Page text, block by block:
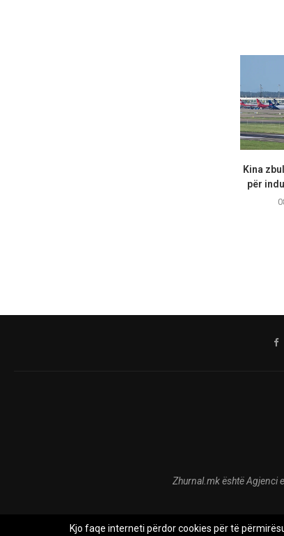
Kina
për
Zhurnal.mk është Agjenci
Kjo faqe interneti përdor cookies për të